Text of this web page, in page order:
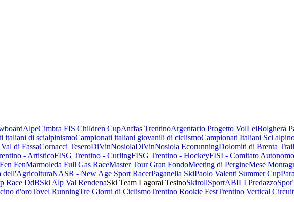
AlpeCimbra FIS Children CupAnffas TrentinoArgentario Progetto VolLeiBolghera
italiani di scialpinismoCampionati italiani giovanili di ciclismoCampionati Italiani Sci
di FassaCornacci TeseroDiVinNosiolaDiVinNosiola EcorunningDolomiti di Brenta Trail
- ArtisticoFISG Trentino - CurlingFISG Trentino - HockeyFISI - Comitato
FenMarmoleda Full Gas RaceMaster Tour Gran FondoMeeting di PergineMese
dell'AgricolturaNASR - New Age Sport RacerPaganella SkiPaolo Valenti Summer Cup
Race DdBSki Alp Val RendenaSki Team Lagorai TesinoSkirollSportABILI Predazzo
d'oroTovel RunningTre Giorni di CiclismoTrentino Rookie FestTrentino Vertical Circuit